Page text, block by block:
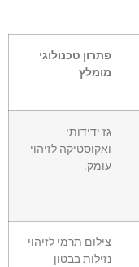
פתרון טכנולוגי
מומלץ
גז ידידותי
ואקוסטיקה לזיהוי
עומק.
צילום תרמי לזיהוי
נזילות בבטון